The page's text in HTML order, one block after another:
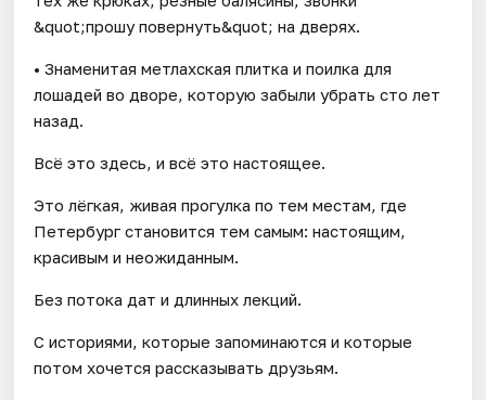
&quot;прошу повернуть&quot; на дверях.
• Знаменитая метлахская плитка и поилка для
лошадей во дворе, которую забыли убрать сто лет
назад.
Всё это здесь, и всё это настоящее.
Это лёгкая, живая прогулка по тем местам, где
Петербург становится тем самым: настоящим,
красивым и неожиданным.
Без потока дат и длинных лекций.
С историями, которые запоминаются и которые
потом хочется рассказывать друзьям.